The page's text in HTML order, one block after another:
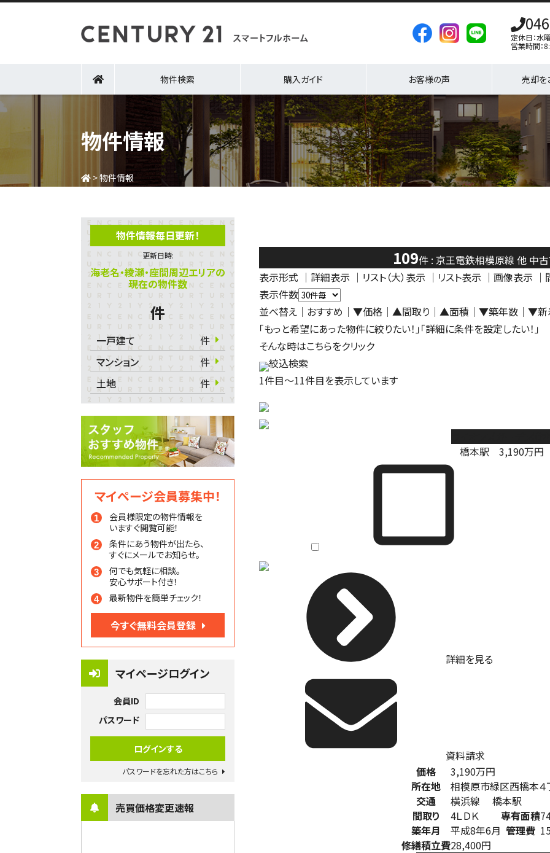
定休日：水
営業時間：
物件検索 購入ガイド お客様の声 売却を
物件情報
>物件情報
物件情報毎日更新！
更新日時:
海老名・綾瀬・座間周辺エリアの
現在の物件数
件
一戸建て
件
マンション
件
土地
件
マイページ会員募集中！
会員様限定の物件情報を
いますぐ閲覧可能！
条件にあう物件が出たら、
すぐにメールでお知らせ。
何でも気軽に相談。
安心サポート付き！
最新物件を簡単チェック！
今すぐ無料会員登録
マイページログイン
会員ID
パスワード
パスワードを忘れた方はこちら
売買価格変更速報
109件 : 京王電鉄相模原線 他 中古
表示形式 ｜ 詳細表示 ｜リスト（大）表示 ｜ リスト表示 ｜ 画像表示 ｜
表示件数
並べ替え ｜おすすめ ｜ ▼価格 ｜ ▲間取り ｜ ▲面積 ｜ ▼築年数 ｜ ▼新
「もっと希望にあった物件に絞りたい！」「詳細に条件を設定したい！」
そんな時はこちらをクリック
絞込検索
1件目～11件目を表示しています
橋本駅
3,190万円
詳細を見る
資料請求
価格
3,190万円
所在地
相模原市緑区西橋本４
交通
横浜線 橋本駅
間取り
4ＬＤＫ 専有面積
築年月
平成8年6月 管理費
修繕積立費28,400円